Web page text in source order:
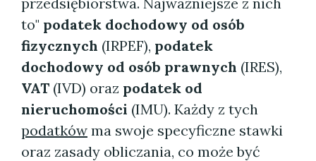
to" podatek dochodowy od osób
fizycznych (IRPEF), podatek
dochodowy od osób prawnych (IRES),
VAT (IVD) oraz podatek od
nieruchomości (IMU). Każdy z tych
podatków ma swoje specyficzne stawki
oraz zasady obliczania, co może być